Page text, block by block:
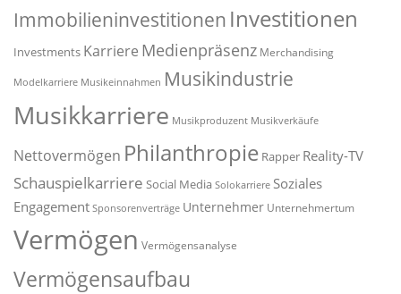
Immobilieninvestitionen Investitionen
Investments Karriere Medienpräsenz Merchandising
Modelkarriere Musikeinnahmen Musikindustrie
Musikkarriere Musikproduzent Musikverkäufe
Nettovermögen Philanthropie Rapper Reality-TV
Schauspielkarriere Social Media Solokarriere Soziales
Engagement Sponsorenverträge Unternehmer Unternehmertum
Vermögen Vermögensanalyse
Vermögensaufbau